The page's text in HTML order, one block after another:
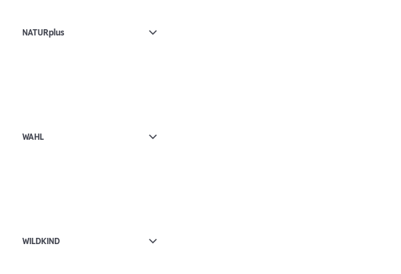
NATURplus
WAHL
WILDKIND